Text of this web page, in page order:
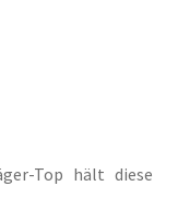
Top hält diese